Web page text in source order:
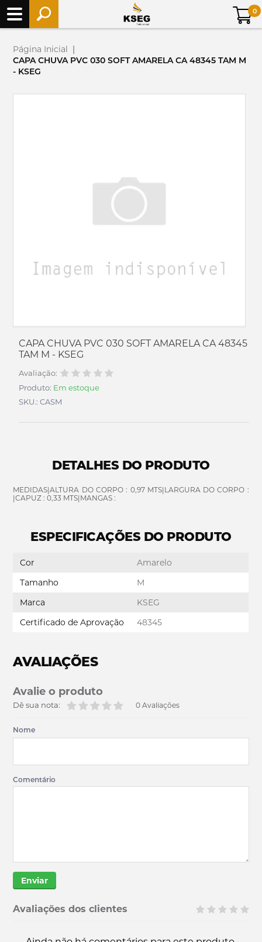
0
Página Inicial |
CAPA CHUVA PVC 030 SOFT AMARELA CA 48345 TAM M
- KSEG
CAPA CHUVA PVC 030 SOFT AMARELA CA 48345
TAM M - KSEG
Avaliação:
Produto: Em estoque
SKU.: CASM
DETALHES DO PRODUTO
MEDIDAS|ALTURA DO CORPO : 0,97 MTS|LARGURA DO CORPO :
|CAPUZ : 0,33 MTS|MANGAS :
ESPECIFICAÇÕES DO PRODUTO
Cor
Amarelo
Tamanho
M
Marca
KSEG
Certificado de Aprovação
48345
AVALIAÇÕES
Avalie o produto
0 Avaliações
Dê sua nota:
Nome
Comentário
Enviar
Avaliações dos clientes